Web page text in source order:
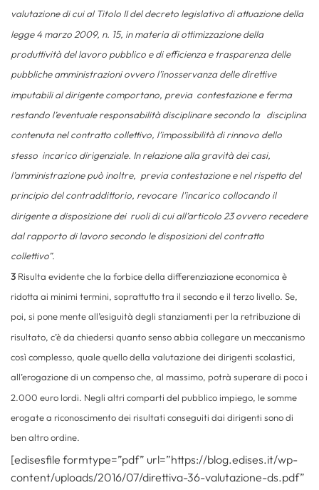
valutazione di cui al Titolo II del decreto legislativo di attuazione della
legge 4 marzo 2009, n. 15, in materia di ottimizzazione della
produttività del lavoro pubblico e di efficienza e trasparenza delle
pubbliche amministrazioni ovvero l’inosservanza delle direttive
imputabili al dirigente comportano, previa contestazione e ferma
restando l’eventuale responsabilità disciplinare secondo la disciplina
contenuta nel contratto collettivo, l’impossibilità di rinnovo dello
stesso incarico dirigenziale. In relazione alla gravità dei casi,
l’amministrazione può inoltre, previa contestazione e nel rispetto del
principio del contraddittorio, revocare l’incarico collocando il
dirigente a disposizione dei ruoli di cui all’articolo 23 ovvero recedere
dal rapporto di lavoro secondo le disposizioni del contratto
collettivo”.
3 Risulta evidente che la forbice della differenziazione economica è
ridotta ai minimi termini, soprattutto tra il secondo e il terzo livello. Se,
poi, si pone mente all’esiguità degli stanziamenti per la retribuzione di
risultato, c’è da chiedersi quanto senso abbia collegare un meccanismo
così complesso, quale quello della valutazione dei dirigenti scolastici,
all’erogazione di un compenso che, al massimo, potrà superare di poco i
2.000 euro lordi. Negli altri comparti del pubblico impiego, le somme
erogate a riconoscimento dei risultati conseguiti dai dirigenti sono di
ben altro ordine.
[edisesfile formtype=”pdf” url=”https://blog.edises.it/wp-
content/uploads/2016/07/direttiva-36-valutazione-ds.pdf”